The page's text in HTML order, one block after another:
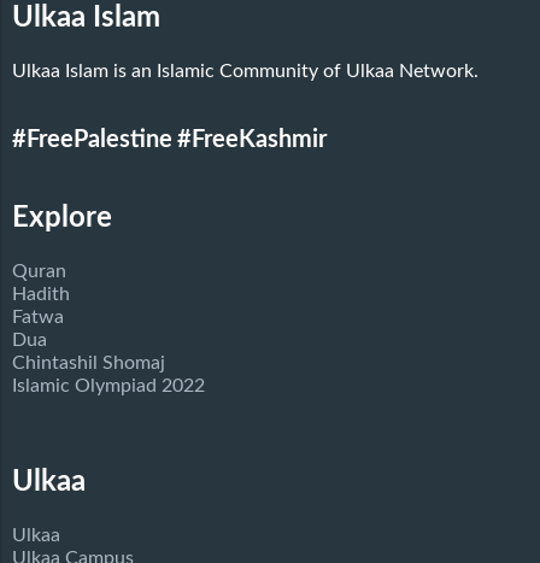
Ulkaa Islam
Ulkaa Islam is an Islamic Community of Ulkaa Network.
#FreePalestine #FreeKashmir
Explore
Quran
Hadith
Fatwa
Dua
Chintashil Shomaj
Islamic Olympiad 2022
Ulkaa
Ulkaa
Ulkaa Campus